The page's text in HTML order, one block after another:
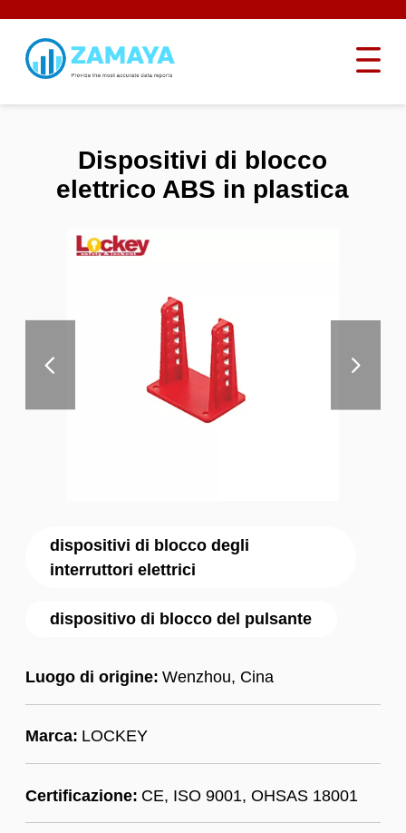
dispositivi di blocco degli
interruttori elettrici
dispositivo di blocco del pulsante
Luogo di origine: Wenzhou, Cina
Marca: LOCKEY
Certificazione: CE, ISO 9001, OHSAS 18001
Dispositivi di blocco
elettrico ABS in plastica